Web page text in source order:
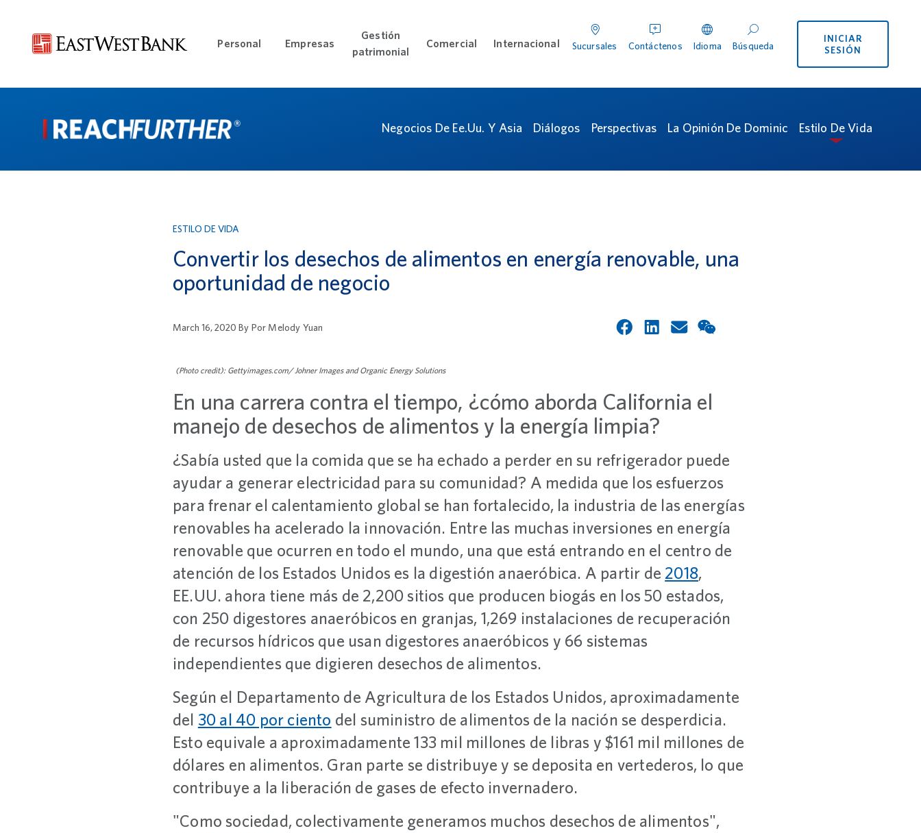
Personal Open Personal menu
Empresas Open Empresas menu
Gestión
patrimonial
Comercial Open Comercial menu
Internacional Open Internacional menu
Sucursales
Sucursales Contáctenos
Contáctenos Idioma Búsqueda
Búsqueda
INICIAR
SESIÓN
Negocios De Ee.uu. Y Asia Diálogos Perspectivas La Opinión De Dominic Estilo De Vida
ESTILO DE VIDA
Convertir los desechos de alimentos en energía renovable, una
oportunidad de negocio
March 16, 2020 By Por Melody Yuan
(Photo credit): Gettyimages.com/ Johner Images and Organic Energy Solutions
En una carrera contra el tiempo, ¿cómo aborda California el
manejo de desechos de alimentos y la energía limpia?
¿Sabía usted que la comida que se ha echado a perder en su refrigerador puede
ayudar a generar electricidad para su comunidad? A medida que los esfuerzos
para frenar el calentamiento global se han fortalecido, la industria de las energías
renovables ha acelerado la innovación. Entre las muchas inversiones en energía
renovable que ocurren en todo el mundo, una que está entrando en el centro de
atención de los Estados Unidos es la digestión anaeróbica. A partir de 2018,
EE.UU. ahora tiene más de 2,200 sitios que producen biogás en los 50 estados,
con 250 digestores anaeróbicos en granjas, 1,269 instalaciones de recuperación
de recursos hídricos que usan digestores anaeróbicos y 66 sistemas
independientes que digieren desechos de alimentos.
Según el Departamento de Agricultura de los Estados Unidos, aproximadamente
del 30 al 40 por ciento del suministro de alimentos de la nación se desperdicia.
Esto equivale a aproximadamente 133 mil millones de libras y $161 mil millones de
dólares en alimentos. Gran parte se distribuye y se deposita en vertederos, lo que
contribuye a la liberación de gases de efecto invernadero.
"Como sociedad, colectivamente generamos muchos desechos de alimentos",